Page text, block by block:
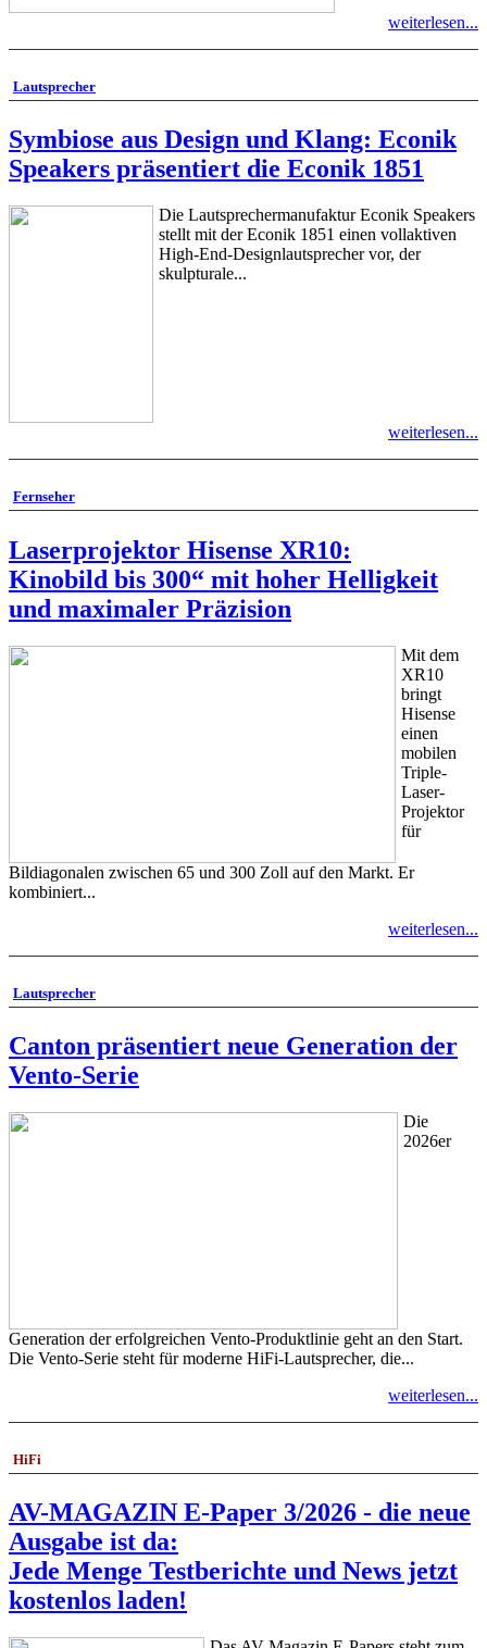
weiterlesen...
Lautsprecher
Symbiose aus Design und Klang: Econik
Speakers präsentiert die Econik 1851
Die Lautsprechermanufaktur Econik Speakers
stellt mit der Econik 1851 einen vollaktiven
High-End-Designlautsprecher vor, der
skulpturale...
weiterlesen...
Fernseher
Laserprojektor Hisense XR10:
Kinobild bis 300“ mit hoher Helligkeit
und maximaler Präzision
Mit dem
XR10
bringt
Hisense
einen
mobilen
Triple-
Laser-
Projektor
für
Bildiagonalen zwischen 65 und 300 Zoll auf den Markt. Er
kombiniert...
weiterlesen...
Lautsprecher
Canton präsentiert neue Generation der
Vento-Serie
Die
2026er
Generation der erfolgreichen Vento-Produktlinie geht an den Start.
Die Vento-Serie steht für moderne HiFi-Lautsprecher, die...
weiterlesen...
HiFi
AV-MAGAZIN E-Paper 3/2026 - die neue
Ausgabe ist da:
Jede Menge Testberichte und News jetzt
kostenlos laden!